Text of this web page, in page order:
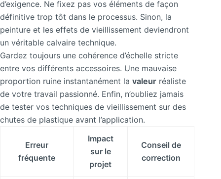
d’exigence. Ne fixez pas vos éléments de façon
définitive trop tôt dans le processus. Sinon, la
peinture et les effets de vieillissement deviendront
un véritable calvaire technique.
Gardez toujours une cohérence d’échelle stricte
entre vos différents accessoires. Une mauvaise
proportion ruine instantanément la valeur réaliste
de votre travail passionné. Enfin, n’oubliez jamais
de tester vos techniques de vieillissement sur des
chutes de plastique avant l’application.
Erreur
fréquente
Impact
sur le
projet
Conseil de
correction